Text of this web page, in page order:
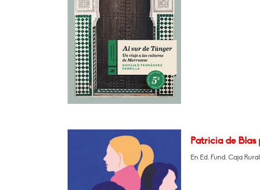
Patricia de Blas
En Ed. Fund. Caja